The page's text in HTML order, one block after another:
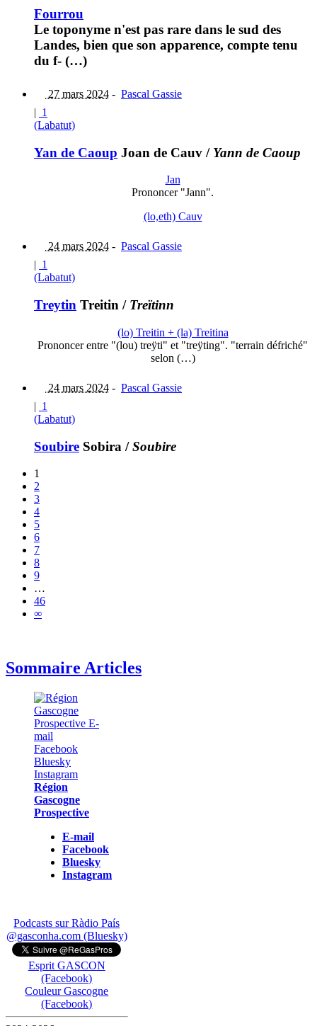
Fourrou
Le toponyme n'est pas rare dans le sud des
Landes, bien que son apparence, compte tenu
du f- (…)
27 mars 2024 - Pascal Gassie
| 1
(Labatut)
Yan de Caoup Joan de Cauv / Yann de Caoup
Jan
Prononcer "Jann".
(lo,eth) Cauv
24 mars 2024 - Pascal Gassie
| 1
(Labatut)
Treytin Treitin / Treïtinn
(lo) Treitin + (la) Treitina
Prononcer entre "(lou) treÿti" et "treÿting". "terrain défriché"
selon (…)
24 mars 2024 - Pascal Gassie
| 1
(Labatut)
Soubire Sobira /Soubire
1
2
3
4
5
6
7
8
9
…
46
∞
Sommaire Articles
Région
Gascogne
Prospective
E-mail
Facebook
Bluesky
Instagram
Podcasts sur Ràdio País
@gasconha.com (Bluesky)
Esprit GASCON
(Facebook)
Couleur Gascogne
(Facebook)